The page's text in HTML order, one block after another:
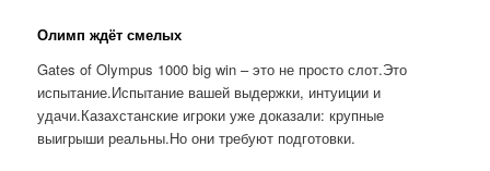
Олимп ждёт смелых
Gates of Olympus 1000 big win – это не просто слот.Это
испытание.Испытание вашей выдержки, интуиции и
удачи.Казахстанские игроки уже доказали: крупные
выигрыши реальны.Но они требуют подготовки.